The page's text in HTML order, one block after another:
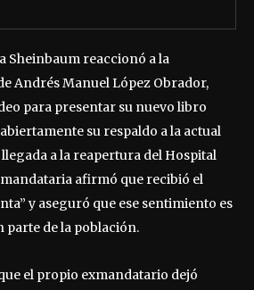
Sheinbaum reaccionó a la
Andrés Manuel López Obrador,
para presentar su nuevo libro
su respaldo a la actual
a la reapertura del Hospital
mandataria afirmó que recibió el
y aseguró que ese sentimiento es
de la población.
el propio exmandatario dejó